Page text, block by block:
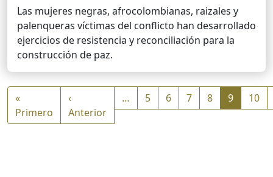
Las mujeres negras, afrocolombianas, raizales y
palenqueras víctimas del conflicto han desarrollado
ejercicios de resistencia y reconciliación para la
construcción de paz.
Paginación
«
Primero Primera página
‹
AnteriorPágina anterior
… 5 6 7 8 9 10